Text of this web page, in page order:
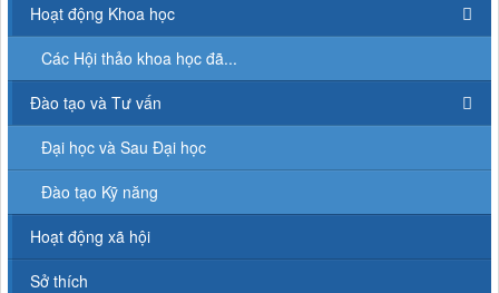
Hoạt động Khoa học
Các Hội thảo khoa học đã...
Đào tạo và Tư vấn
Đại học và Sau Đại học
Đào tạo Kỹ năng
Hoạt động xã hội
Sở thích